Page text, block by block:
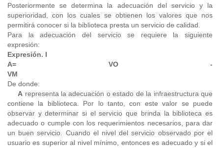
Posteriormente se determina la adecuación del servicio y la
superioridad, con los cuales se obtienen los valores que nos
permitirá conocer si la biblioteca presta un servicio de calidad.
Para la adecuación del servicio se requiere la siguiente
expresión:
Expresión. I
A= VO -
De donde:
A representa la adecuación o estado de la infraestructura que
contiene la biblioteca. Por lo tanto, con este valor se puede
observar y determinar si el servicio que brinda la biblioteca es
adecuado o cumple con los requerimientos necesarios, para dar
un buen servicio. Cuando el nivel del servicio observado por el
usuario es superior al nivel mínimo, entonces es adecuado y si el